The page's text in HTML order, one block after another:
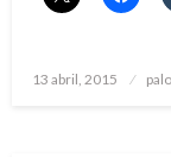
Publicado
13 abril, 2015